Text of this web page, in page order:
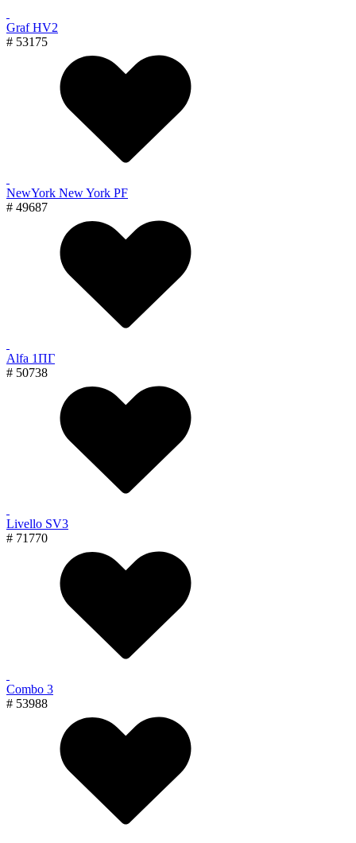
Graf HV2
# 53175
NewYork New York PF
# 49687
Alfa 1ПГ
# 50738
Livello SV3
# 71770
Combo 3
# 53988